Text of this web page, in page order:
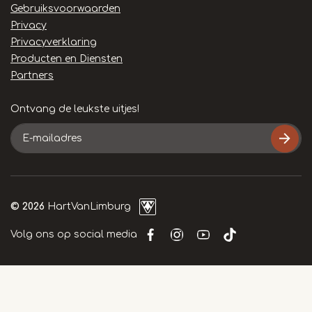
links
Gebruiksvoorwaarden
Privacy
Privacyverklaring
Producten en Diensten
Partners
Ontvang de leukste uitjes!
E-
mailadres
© 2026 HartVanLimburg
Volg ons op social media